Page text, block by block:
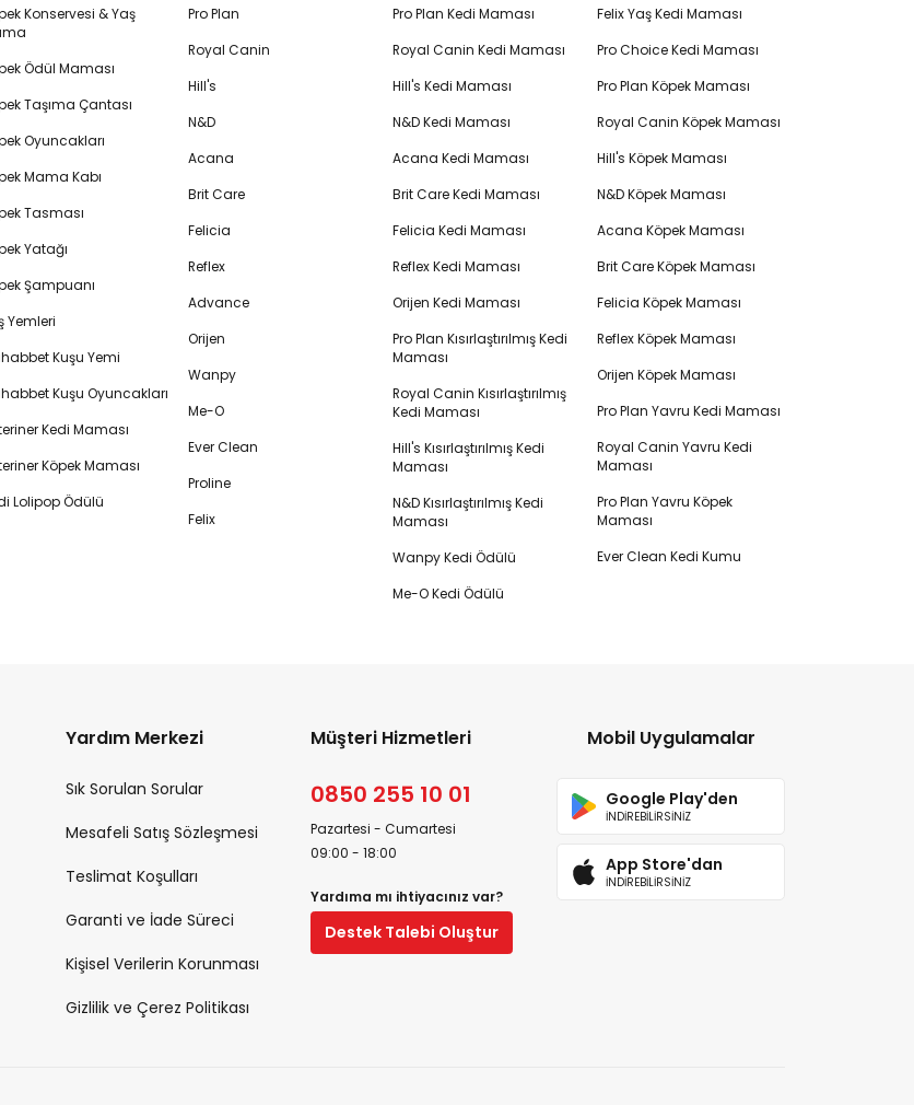
Konservesi & Yaş
Ödül Maması
Taşıma Çantası
Oyuncakları
Mama Kabı
Tasması
Yatağı
Şampuanı
Yemleri
Kuşu Yemi
Kuşu Oyuncakları
Kedi Maması
Köpek Maması
Lolipop Ödülü
Pro Plan
Royal Canin
Hill's
N&D
Acana
Brit Care
Felicia
Reflex
Advance
Orijen
Wanpy
Me-O
Ever Clean
Proline
Felix
Pro Plan Kedi Maması
Royal Canin Kedi Maması
Hill's Kedi Maması
N&D Kedi Maması
Acana Kedi Maması
Brit Care Kedi Maması
Felicia Kedi Maması
Reflex Kedi Maması
Orijen Kedi Maması
Pro Plan Kısırlaştırılmış Kedi
Maması
Royal Canin Kısırlaştırılmış
Kedi Maması
Hill's Kısırlaştırılmış Kedi
Maması
N&D Kısırlaştırılmış Kedi
Maması
Wanpy Kedi Ödülü
Me-O Kedi Ödülü
Felix Yaş Kedi Maması
Pro Choice Kedi Maması
Pro Plan Köpek Maması
Royal Canin Köpek Maması
Hill's Köpek Maması
N&D Köpek Maması
Acana Köpek Maması
Brit Care Köpek Maması
Felicia Köpek Maması
Reflex Köpek Maması
Orijen Köpek Maması
Pro Plan Yavru Kedi Maması
Royal Canin Yavru Kedi
Maması
Pro Plan Yavru Köpek
Maması
Ever Clean Kedi Kumu
Yardım Merkezi
Sık Sorulan Sorular
Mesafeli Satış Sözleşmesi
Teslimat Koşulları
Garanti ve İade Süreci
Kişisel Verilerin Korunması
Gizlilik ve Çerez Politikası
Müşteri Hizmetleri
0850 255 10 01
Pazartesi - Cumartesi
09:00 - 18:00
Yardıma mı ihtiyacınız var?
Destek Talebi Oluştur
Mobil Uygulamalar
Google Play'den
İNDİREBİLİRSİNİZ
App Store'dan
İNDİREBİLİRSİNİZ